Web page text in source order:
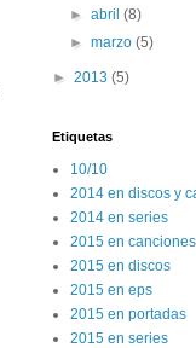
►abril(8)
►marzo(5)
► 2013 (5)
Etiquetas
10/10
2014 en discos y
2014 en series
2015 en canciones
2015 en discos
2015 en eps
2015 en portadas
2015 en series